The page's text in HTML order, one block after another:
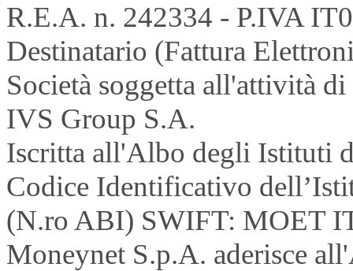
R.E.A. n. 242334 - P.IVA
Destinatario (Fattura
Società soggetta all'attività
IVS Group S.A.
Iscritta all'Albo degli Istituti
Codice Identificativo
(N.ro ABI) SWIFT: MOET
Moneynet S.p.A. aderisce